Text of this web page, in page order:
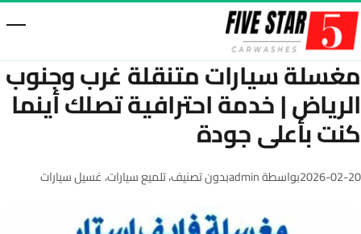
تخطّى إلى المحتوى
مغسلة سيارات متنقلة غرب وجنوب
الرياض | خدمة احترافية تصلك أينما
كنت بأعلى جودة
2026-02-20بواسطة admin بدون تصنيف،تلميع سيارات،غسيل سيارات